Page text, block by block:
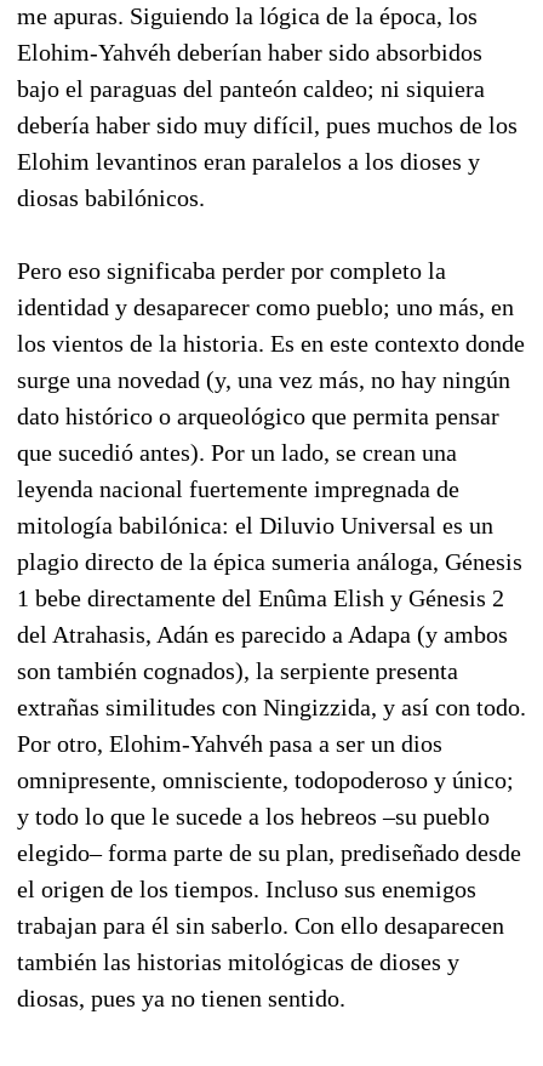
me apuras. Siguiendo la lógica de la época, los
Elohim-Yahvéh deberían haber sido absorbidos
bajo el paraguas del panteón caldeo; ni siquiera
debería haber sido muy difícil, pues muchos de los
Elohim levantinos eran paralelos a los dioses y
diosas babilónicos.
Pero eso significaba perder por completo la
identidad y desaparecer como pueblo; uno más, en
los vientos de la historia. Es en este contexto donde
surge una novedad (y, una vez más, no hay ningún
dato histórico o arqueológico que permita pensar
que sucedió antes). Por un lado, se crean una
leyenda nacional fuertemente impregnada de
mitología babilónica: el Diluvio Universal es un
plagio directo de la épica sumeria análoga, Génesis
1 bebe directamente del Enûma Elish y Génesis 2
del Atrahasis, Adán es parecido a Adapa (y ambos
son también cognados), la serpiente presenta
extrañas similitudes con Ningizzida, y así con todo.
Por otro, Elohim-Yahvéh pasa a ser un dios
omnipresente, omnisciente, todopoderoso y único;
y todo lo que le sucede a los hebreos –su pueblo
elegido– forma parte de su plan, prediseñado desde
el origen de los tiempos. Incluso sus enemigos
trabajan para él sin saberlo. Con ello desaparecen
también las historias mitológicas de dioses y
diosas, pues ya no tienen sentido.